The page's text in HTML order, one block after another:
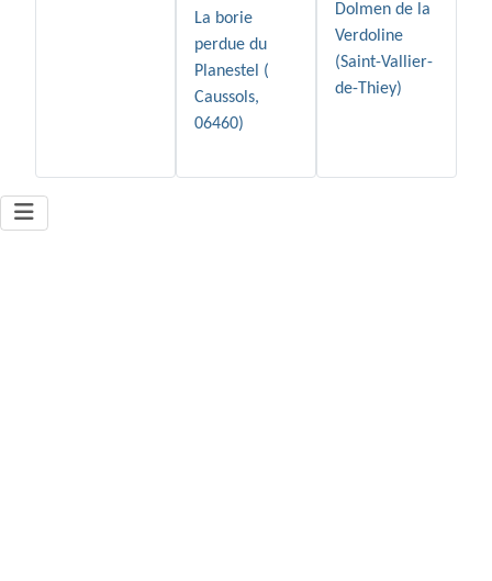
La borie
perdue du
Planestel (
Caussols,
06460)
Dolmen de la
Verdoline
(Saint-Vallier-
de-Thiey)